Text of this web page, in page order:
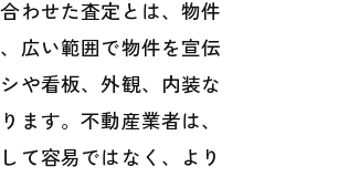
わせた査定とは、物件
広い範囲で物件を宣伝
や看板、外観、内装な
ます。不動産業者は、
て容易ではなく、より